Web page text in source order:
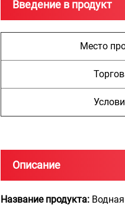
Введение в продукт
Место
Описание
Название продукта: